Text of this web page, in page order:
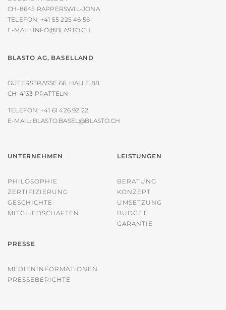
CH-8645 RAPPERSWIL-JONA
TELEFON: +41 55 225 46 56
E-MAIL: INFO@BLASTO.CH
BLASTO AG, BASELLAND
GÜTERSTRASSE 66, HALLE 88
CH-4133 PRATTELN
TELEFON: +41 61 426 92 22
E-MAIL: BLASTO.BASEL@BLASTO.CH
UNTERNEHMEN
PHILOSOPHIE
ZERTIFIZIERUNG
GESCHICHTE
MITGLIEDSCHAFTEN
LEISTUNGEN
BERATUNG
KONZEPT
UMSETZUNG
BUDGET
GARANTIE
PRESSE
MEDIENINFORMATIONEN
PRESSEBERICHTE